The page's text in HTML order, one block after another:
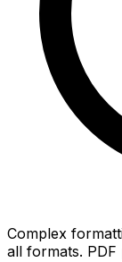
Complex
all formats.